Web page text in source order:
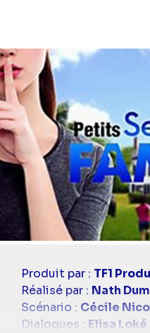
Casting
simba
Produit par : TF1
Réalisé par : Nath
Scénario : Cécile
Dialogues : Elisa Loké